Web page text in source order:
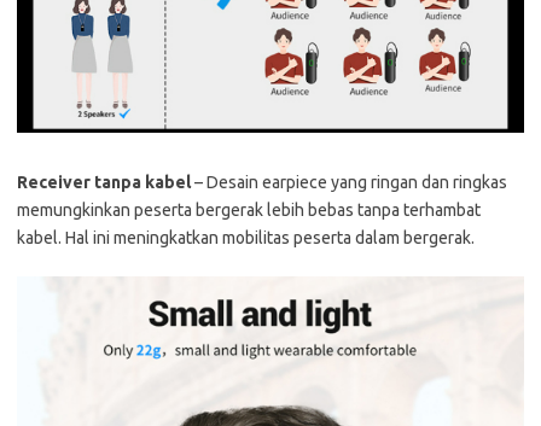
Receiver tanpa kabel– Desain earpiece yang ringan dan ringkas
memungkinkan peserta bergerak lebih bebas tanpa terhambat
kabel. Hal ini meningkatkan mobilitas peserta dalam bergerak.